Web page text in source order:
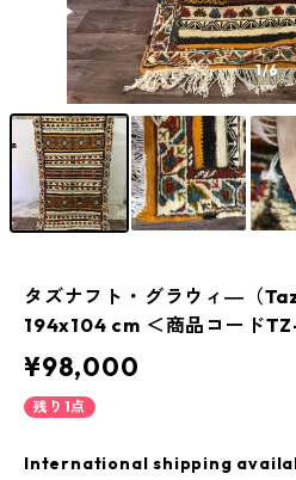
1/6
タズナフト・グラウィ―（
194x104 cm ＜商品コード
¥98,000
残り1点
International shipping